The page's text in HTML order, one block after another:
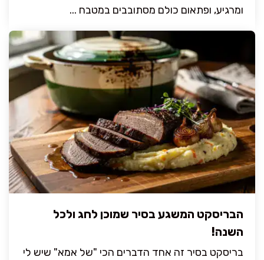
ומרגיע, ופתאום כולם מסתובבים במטבח ...
הבריסקט המשגע בסיר שמוכן לחג ולכל
השנה!
בריסקט בסיר זה אחד הדברים הכי "של אמא" שיש לי